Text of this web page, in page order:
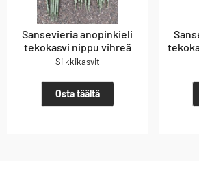
Sansevieria anopinkieli
tekokasvi nippu vihreä
Silkkikasvit
Osta täältä